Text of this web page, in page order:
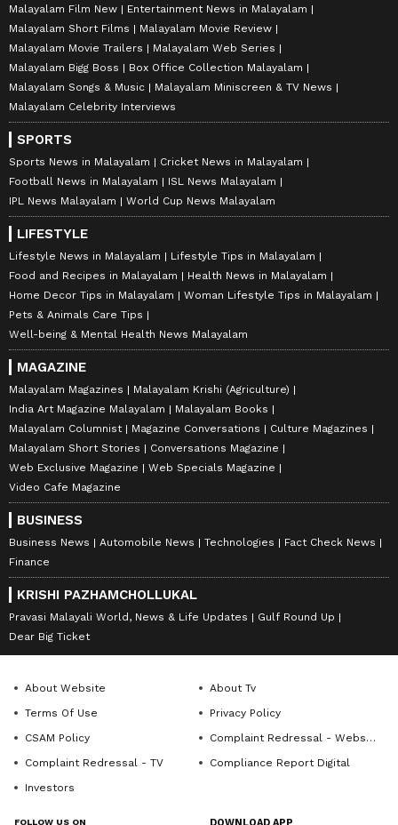
Malayalam Film New
Entertainment News in Malayalam
Malayalam Short Films
Malayalam Movie Review
Malayalam Movie Trailers
Malayalam Web Series
Malayalam Bigg Boss
Box Office Collection Malayalam
Malayalam Songs & Music
Malayalam Miniscreen & TV News
Malayalam Celebrity Interviews
SPORTS
Sports News in Malayalam
Cricket News in Malayalam
Football News in Malayalam
ISL News Malayalam
IPL News Malayalam
World Cup News Malayalam
LIFESTYLE
Lifestyle News in Malayalam
Lifestyle Tips in Malayalam
Food and Recipes in Malayalam
Health News in Malayalam
Home Decor Tips in Malayalam
Woman Lifestyle Tips in Malayalam
Pets & Animals Care Tips
Well-being & Mental Health News Malayalam
MAGAZINE
Malayalam Magazines
Malayalam Krishi (Agriculture)
India Art Magazine Malayalam
Malayalam Books
Malayalam Columnist
Magazine Conversations
Culture Magazines
Malayalam Short Stories
Conversations Magazine
Web Exclusive Magazine
Web Specials Magazine
Video Cafe Magazine
BUSINESS
Business News Automobile News Technologies
Fact Check News
Finance
KRISHI PAZHAMCHOLLUKAL
Pravasi Malayali World, News & Life Updates
Gulf Round Up
Dear Big Ticket
About Website
About Tv
Terms Of Use
Privacy Policy
CSAM Policy
Complaint Redressal - Website
Complaint Redressal - TV
Compliance Report Digital
Investors
FOLLOW US ON DOWNLOAD APP